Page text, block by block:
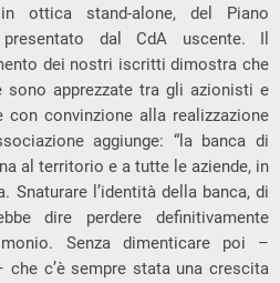
ottica stand-alone, del Piano
presentato dal CdA uscente. Il
dei nostri iscritti dimostra che
sono apprezzate tra gli azionisti e
convinzione alla realizzazione
aggiunge: “la banca di
al territorio e a tutte le aziende, in
Snaturare l’identità della banca, di
dire perdere definitivamente
Senza dimenticare poi –
c’è sempre stata una crescita